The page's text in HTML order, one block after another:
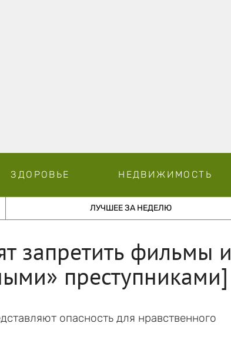
ЗДОРОВЬЕ НЕДВИЖИМОСТЬ
ЛУЧШЕЕ ЗА НЕДЕЛЮ
запретить фильмы и
преступниками]
опасность для нравственного